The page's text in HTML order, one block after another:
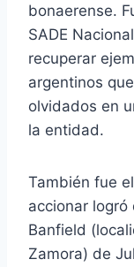
bonaerense.
SADE
recuperar
argentinos
olvidados en
la entidad.
También fue
accionar logró
Banfield
Zamora) de